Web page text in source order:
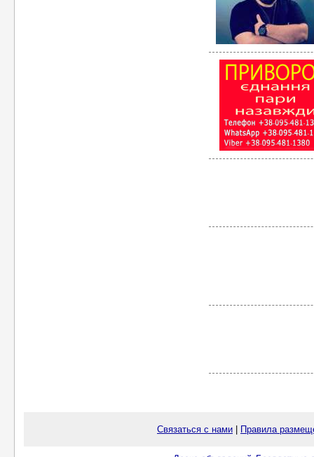
Связаться с нами Правила